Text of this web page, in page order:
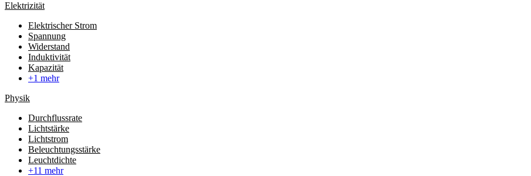
Elektrizität
Elektrischer Strom
Spannung
Widerstand
Induktivität
Kapazität
+1 mehr
Physik
Durchflussrate
Lichtstärke
Lichtstrom
Beleuchtungsstärke
Leuchtdichte
+11 mehr